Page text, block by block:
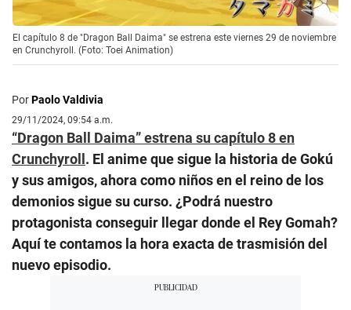
El capítulo 8 de "Dragon Ball Daima" se estrena este viernes 29 de noviembre
en Crunchyroll. (Foto: Toei Animation)
PorPaolo Valdivia
29/11/2024, 09:54 a.m.
“Dragon Ball Daima” estrena su capítulo 8 en
Crunchyroll . El anime que sigue la historia de Gokú
y sus amigos, ahora como niños en el reino de los
demonios sigue su curso. ¿Podrá nuestro
protagonista conseguir llegar donde el Rey Gomah?
Aquí te contamos la hora exacta de trasmisión del
nuevo episodio.